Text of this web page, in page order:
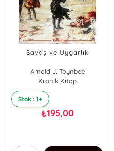
Savaş ve Uygarlık
Arnold J. Toynbee
Kronik Kitap
Stok : 1+
₺195,00